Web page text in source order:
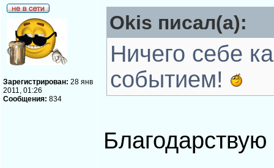
Зарегистрирован: 28 янв
2011, 01:26
Сообщения: 834
Okis писал(а):
Ничего себе
событием!
Благодарствую